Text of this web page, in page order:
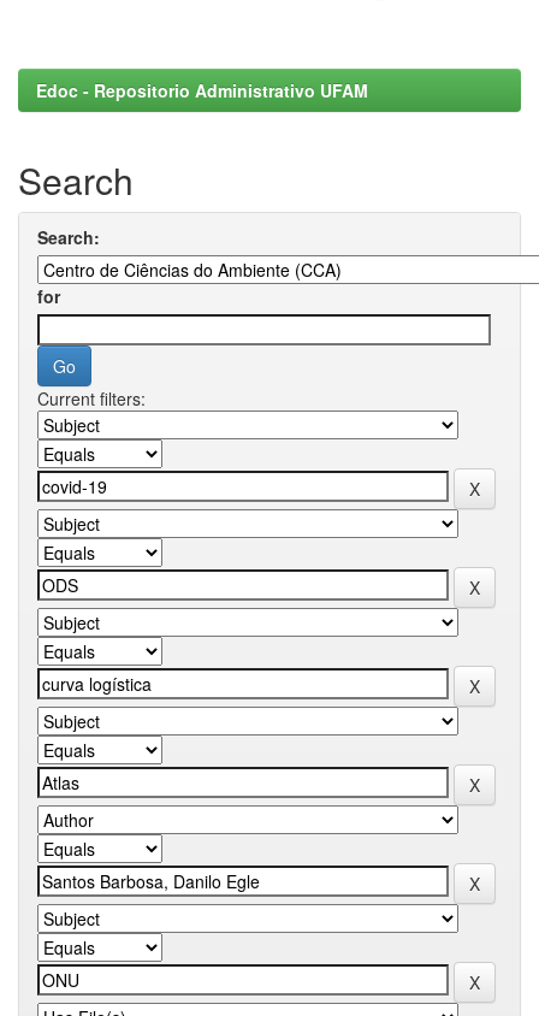
Edoc - Repositorio Administrativo UFAM
Search
Search:
for
Current filters: